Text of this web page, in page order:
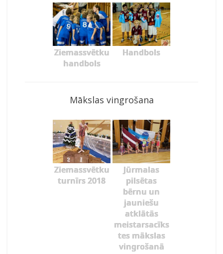
Ziemassvētku
handbols
Handbols
Mākslas vingrošana
Ziemassvētku
turnīrs 2018
Jūrmalas
pilsētas
bērnu un
jauniešu
atklātās
meistarsacīks
tes mākslas
vingrošanā